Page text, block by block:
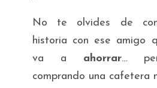
No te olvides de
historia con ese amigo
va a ahorrar…
comprando una cafetera